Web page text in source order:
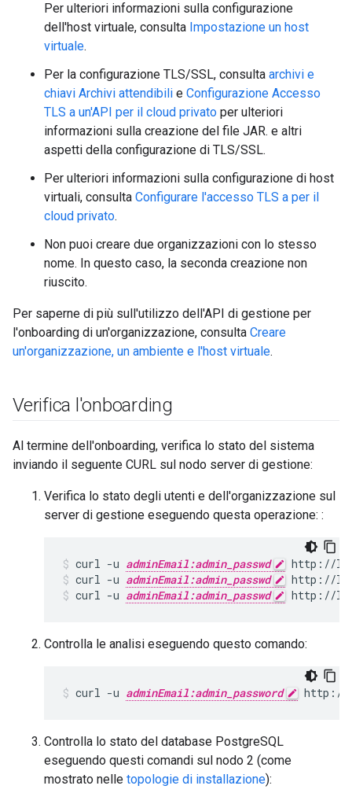
Per ulteriori informazioni sulla configurazione
dell'host virtuale, consulta Impostazione un host
virtuale.
Per la configurazione TLS/SSL, consulta archivi e
chiavi Archivi attendibili e Configurazione Accesso
TLS a un'API per il cloud privato per ulteriori
informazioni sulla creazione del file JAR. e altri
aspetti della configurazione di TLS/SSL.
Per ulteriori informazioni sulla configurazione di host
virtuali, consulta Configurare l'accesso TLS a per il
cloud privato.
Non puoi creare due organizzazioni con lo stesso
nome. In questo caso, la seconda creazione non
riuscito.
Per saperne di più sull'utilizzo dell'API di gestione per
l'onboarding di un'organizzazione, consulta Creare
un'organizzazione, un ambiente e l'host virtuale.
Verifica l'onboarding
Al termine dell'onboarding, verifica lo stato del sistema
inviando il seguente CURL sul nodo server di gestione:
Verifica lo stato degli utenti e dell'organizzazione sul
server di gestione eseguendo questa operazione: :
curl -u adminEmail:admin_passwd
curl -u adminEmail:admin_passwd
http://
curl -u adminEmail:admin_passwd http://
Controlla le analisi eseguendo questo comando:
curl -u adminEmail:admin_password http://
Controlla lo stato del database PostgreSQL
eseguendo questi comandi sul nodo 2 (come
mostrato nelle topologie di installazione):